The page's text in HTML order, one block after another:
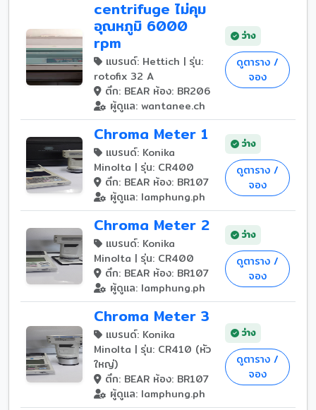
centrifuge ไม่คุม
อุณหภูมิ 6000
rpm
แบรนด์: Hettich | รุ่น:
rotofix 32 A
ตึก: BEAR ห้อง: BR206
ผู้ดูแล: wantanee.ch
ว่าง
ดูตาราง /
จอง
Chroma Meter 1
แบรนด์: Konika
Minolta | รุ่น: CR400
ตึก: BEAR ห้อง: BR107
ผู้ดูแล: lamphung.ph
ว่าง
ดูตาราง /
จอง
Chroma Meter 2
แบรนด์: Konika
Minolta | รุ่น: CR400
ตึก: BEAR ห้อง: BR107
ผู้ดูแล: lamphung.ph
ว่าง
ดูตาราง /
จอง
Chroma Meter 3
แบรนด์: Konika
Minolta | รุ่น: CR410 (หัว
ใหญ่)
ตึก: BEAR ห้อง: BR107
ผู้ดูแล: lamphung.ph
ว่าง
ดูตาราง /
จอง